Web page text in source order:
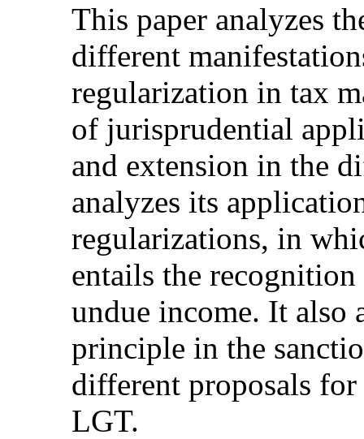
This paper analyzes
different
regularization in tax
of jurisprudential
and extension in the
analyzes its
regularizations, in
entails the
undue income. It also
principle in the
different proposals
LGT.